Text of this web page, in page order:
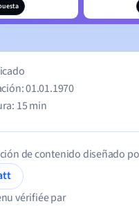
01.01.1970
15 min
de contenido diseñado
vérifiée par